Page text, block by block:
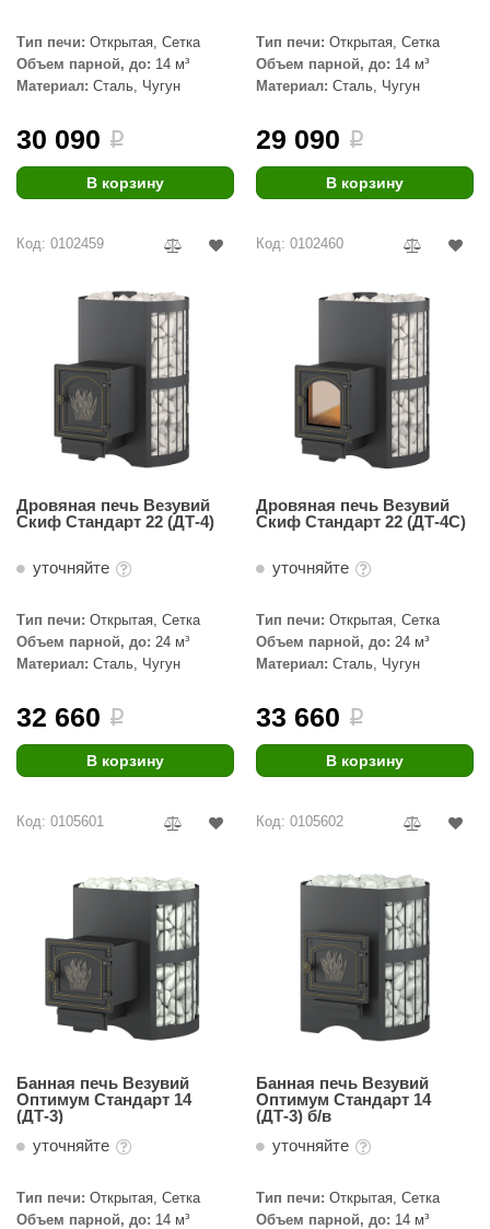
Тип печи: Открытая, Сетка
Объем парной, до: 14 м³
Материал: Сталь, Чугун
30 090 i
В корзину
Тип печи: Открытая, Сетка
Объем парной, до: 14 м³
Материал: Сталь, Чугун
29 090 i
В корзину
Код: 0102459
Дровяная печь Везувий
Скиф Стандарт 22 (ДТ-4)
уточняйте
Тип печи: Открытая, Сетка
Объем парной, до: 24 м³
Материал: Сталь, Чугун
32 660 i
В корзину
Код: 0102460
Дровяная печь Везувий
Скиф Стандарт 22 (ДТ-4С)
уточняйте
Тип печи: Открытая, Сетка
Объем парной, до: 24 м³
Материал: Сталь, Чугун
33 660 i
В корзину
Код: 0105601
Банная печь Везувий
Оптимум Стандарт 14
(ДТ-3)
уточняйте
Тип печи: Открытая, Сетка
Объем парной, до: 14 м³
Код: 0105602
Банная печь Везувий
Оптимум Стандарт 14
(ДТ-3) б/в
уточняйте
Тип печи: Открытая, Сетка
Объем парной, до: 14 м³